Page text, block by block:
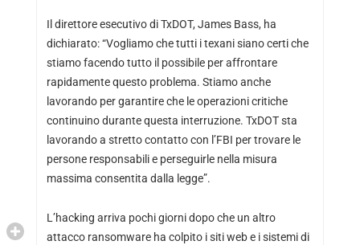
Il direttore esecutivo di TxDOT, James Bass, ha
dichiarato: “Vogliamo che tutti i texani siano certi che
stiamo facendo tutto il possibile per affrontare
rapidamente questo problema. Stiamo anche
lavorando per garantire che le operazioni critiche
continuino durante questa interruzione. TxDOT sta
lavorando a stretto contatto con l’FBI per trovare le
persone responsabili e perseguirle nella misura
massima consentita dalla legge”.
L’hacking arriva pochi giorni dopo che un altro
attacco ransomware ha colpito i siti web e i sistemi di